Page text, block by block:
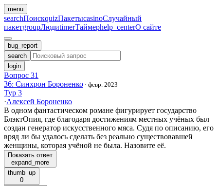
menu
searchПоискquizПакетыcasinoСлучайный
пакетgroupЛюдиtimerТаймерhelp_centerО сайте
bug_report
search
login
Вопрос 31
36: Синхрон Бороненко · февр. 2023
Тур 3
·Алексей Бороненко
В одном фантастическом романе фигурирует государство
БлэктОпия, где благодаря достижениям местных учёных был
создан генератор искусственного мяса. Судя по описанию, его
вряд ли бы удалось сделать без реально существовавшей
женщины, которая учёной не была. Назовите её.
Показать ответ
expand_more
thumb_up
0